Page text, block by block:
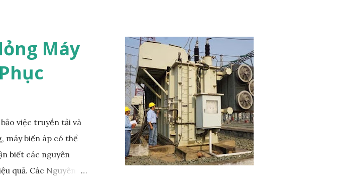
trạm nguồn
cơ bản của tủ ATS
vệ khi điện lưới
Máy
việc truyền tải và
máy biến áp có thể
biết các nguyên
quả. Các Nguyên